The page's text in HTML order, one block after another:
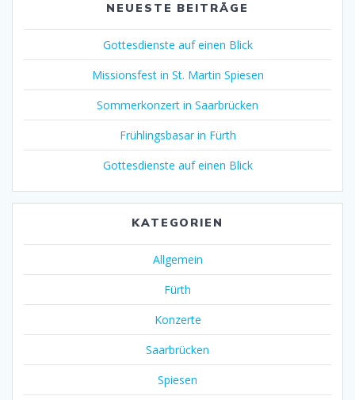
NEUESTE BEITRÄGE
Gottesdienste auf einen Blick
Missionsfest in St. Martin Spiesen
Sommerkonzert in Saarbrücken
Frühlingsbasar in Fürth
Gottesdienste auf einen Blick
KATEGORIEN
Allgemein
Fürth
Konzerte
Saarbrücken
Spiesen